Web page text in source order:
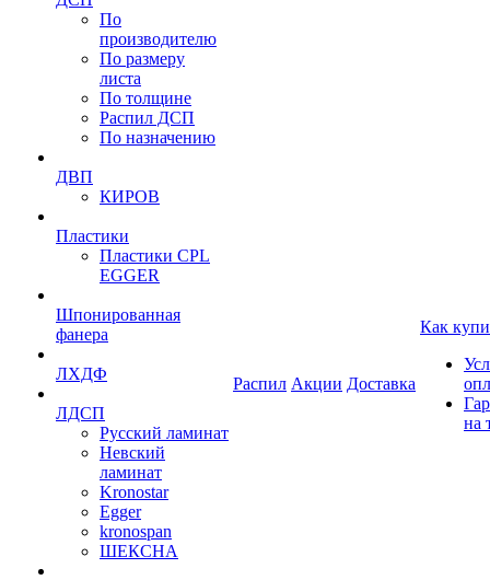
По
производителю
По размеру
листа
По толщине
Распил ДСП
По назначению
ДВП
КИРОВ
Пластики
Пластики CPL
EGGER
Шпонированная
фанера
ЛХДФ
ЛДСП
Русский ламинат
Невский
ламинат
Kronostar
Egger
kronospan
ШЕКСНА
Распил Акции Доставка
Как
на